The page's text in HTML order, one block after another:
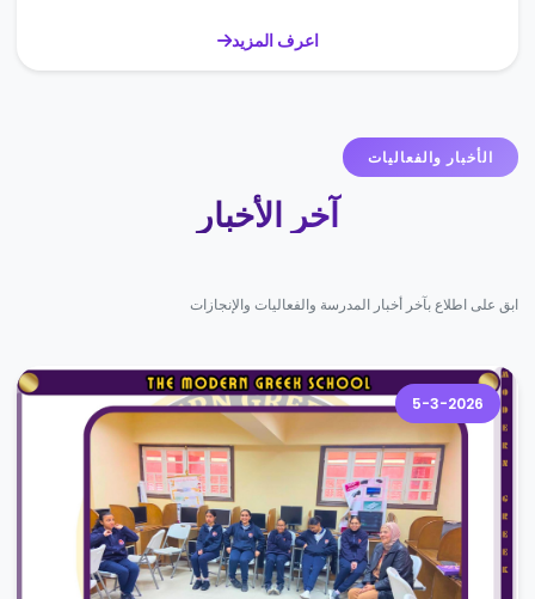
اعرف المزيد
الأخبار والفعاليات
آخر الأخبار
ابق على اطلاع بآخر أخبار المدرسة والفعاليات والإنجازات
5-3-2026